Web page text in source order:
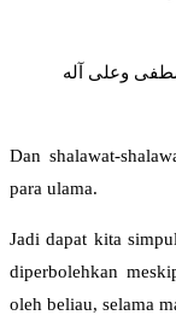
وعلى آله
Dan shalawat-
para ulama.
Jadi dapat kita
diperbolehkan
oleh beliau, selama